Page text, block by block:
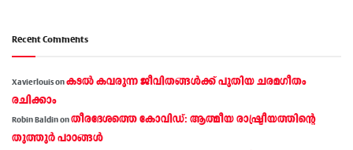
Recent Comments
Xavierlouisonകടല്‍ കവരുന്ന ജീവിതങ്ങള്‍ക്ക് പുതിയ ചരമഗീതം
രചിക്കാം
Robin Baldinonതീരദേശത്തെ കോവിഡ്: ആത്മീയ രാഷ്ട്രീയത്തിന്റെ
തൂത്തൂര്‍ പാഠങ്ങൾ